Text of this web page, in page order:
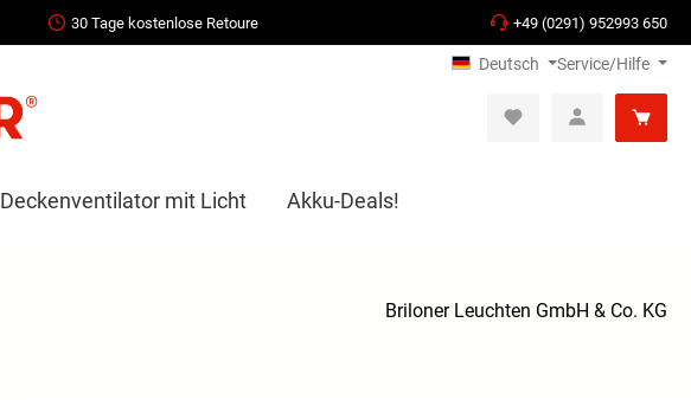
30 Tage kostenlose Retoure +49 (0291) 952993 650
Deutsch Service/Hilfe
Deckenventilator mit Licht Akku-Deals!
Briloner Leuchten GmbH & Co. KG